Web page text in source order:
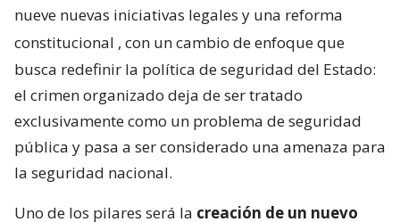
nueve nuevas iniciativas legales y una reforma
constitucional , con un cambio de enfoque que
busca redefinir la política de seguridad del Estado:
el crimen organizado deja de ser tratado
exclusivamente como un problema de seguridad
pública y pasa a ser considerado una amenaza para
la seguridad nacional.
Uno de los pilares será la creación de un nuevo